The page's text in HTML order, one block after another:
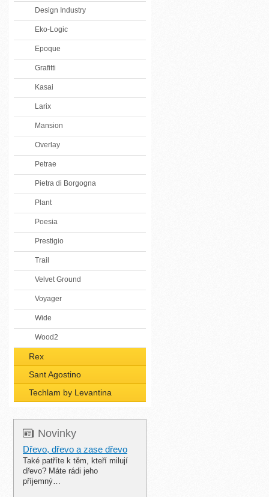
Design Industry
Eko-Logic
Epoque
Grafitti
Kasai
Larix
Mansion
Overlay
Petrae
Pietra di Borgogna
Plant
Poesia
Prestigio
Trail
Velvet Ground
Voyager
Wide
Wood2
Rex
Sant Agostino
Techlam by Levantina
Novinky
Dřevo, dřevo a zase dřevo
Také patříte k těm, kteří milují
dřevo? Máte rádi jeho
příjemný…